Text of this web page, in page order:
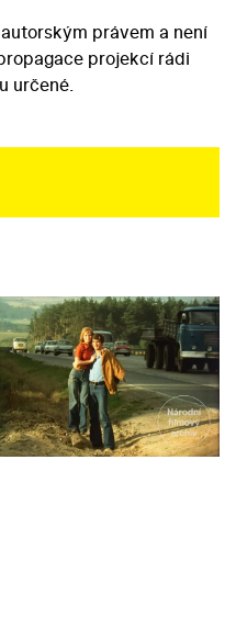
právem a není
projekcí rádi
určené.